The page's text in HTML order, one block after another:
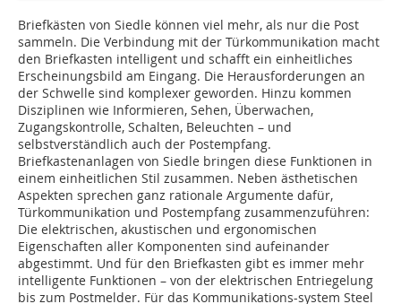
Briefkästen von Siedle können viel mehr, als nur die Post
sammeln. Die Verbindung mit der Türkommunikation macht
den Briefkasten intelligent und schafft ein einheitliches
Erscheinungsbild am Eingang. Die Herausforderungen an
der Schwelle sind komplexer geworden. Hinzu kommen
Disziplinen wie Informieren, Sehen, Überwachen,
Zugangskontrolle, Schalten, Beleuchten – und
selbstverständlich auch der Postempfang.
Briefkastenanlagen von Siedle bringen diese Funktionen in
einem einheitlichen Stil zusammen. Neben ästhetischen
Aspekten sprechen ganz rationale Argumente dafür,
Türkommunikation und Postempfang zusammenzuführen:
Die elektrischen, akustischen und ergonomischen
Eigenschaften aller Komponenten sind aufeinander
abgestimmt. Und für den Briefkasten gibt es immer mehr
intelligente Funktionen – von der elektrischen Entriegelung
bis zum Postmelder. Für das Kommunikations-system Steel